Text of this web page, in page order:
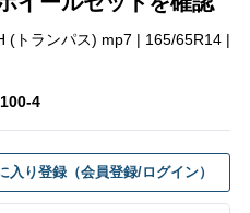
(トランパス) mp7 | 165/65R14 |
4
入り登録（会員登録/ログイン）